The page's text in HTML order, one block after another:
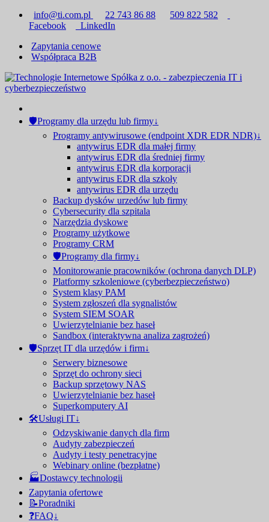
info@ti.com.pl 22 743 86 88
509 822 582
Facebook
LinkedIn
Zapytania cenowe
Współpraca B2B
🛡Programy dla urzędu lub firmy↓
Programy antywirusowe (endpoint XDR EDR NDR)↓
antywirus EDR dla małej firmy
antywirus EDR dla średniej firmy
antywirus EDR dla korporacji
antywirus EDR dla szkoły
antywirus EDR dla urzędu
Backup dysków urzedów lub firmy
Cybersecurity dla szpitala
Narzędzia dyskowe
Programy użytkowe
Programy CRM
🛡Programy dla firmy↓
Monitorowanie pracowników (ochrona danych DLP)
Platformy szkoleniowe (cyberbezpieczeństwo)
System klasy PAM
System zgłoszeń dla sygnalistów
System SIEM SOAR
Uwierzytelnianie bez haseł
Sandbox (interaktywna analiza zagrożeń)
🛡Sprzęt IT dla urzędów i firm↓
Serwery biznesowe
Sprzęt do ochrony sieci
Backup sprzętowy NAS
Uwierzytelnianie bez haseł
Superkomputery AI
🛠️Usługi IT↓
Odzyskiwanie danych dla firm
Audyty zabezpieczeń
Audyty i testy penetracyjne
Webinary online (bezpłatne)
🏭Dostawcy technologii
Zapytania ofertowe
📝Poradniki
❓FAQ↓